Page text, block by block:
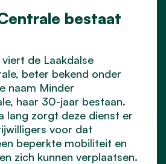
bestaat
de Laakdalse
beter bekend onder
naam Minder
haar 30-jaar bestaan.
lang zorgt deze dienst er
voor dat
beperkte mobiliteit en
zich kunnen verplaatsen.